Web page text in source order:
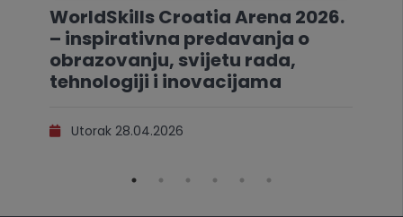
WorldSkills Croatia Arena 2026.
– inspirativna predavanja o
obrazovanju, svijetu rada,
tehnologiji i inovacijama
Utorak 28.04.2026